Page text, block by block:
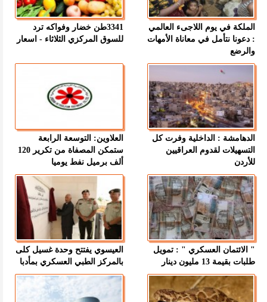
الملكة في يوم اللاجىء العالمي
: دعونا نتأمل في معاناة الأمهات
والرضع
3341طن خضار وفواكه ترد
للسوق المركزي الثلاثاء - اسعار
الدهامشة : الداخلية وفرت كل
التسهيلات لقدوم العراقيين
للأردن
العلاوين: التوسعة الرابعة
ستمكن المصفاة من تكرير 120
ألف برميل نفط يوميا
" الائتمان العسكري " : تمويل
طلبات بقيمة 13 مليون دينار
العيسوي يفتتح وحدة غسيل كلى
بالمركز الطبي العسكري بمأدبا